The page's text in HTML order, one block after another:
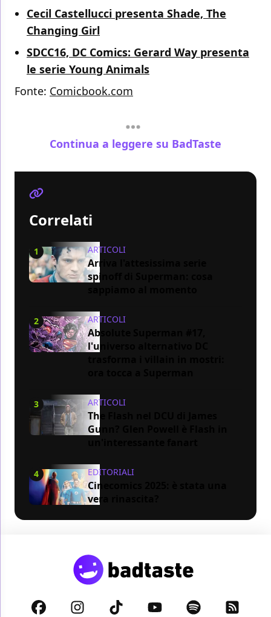
Cecil Castellucci presenta Shade, The
Changing Girl
SDCC16, DC Comics: Gerard Way presenta
le serie Young Animals
Fonte: Comicbook.com
Continua a leggere su BadTaste
Correlati
1 ARTICOLI
Arriva l'attesissima serie
spinoff di Superman: cosa
2 ARTICOLI
Absolute Superman #17,
l'universo alternativo DC
3 ARTICOLI
The Flash nel DCU di James
Gunn? Glen Powell è Flash in
4 EDITORIALI
Cinecomics 2025: è stata una
vera rinascita?